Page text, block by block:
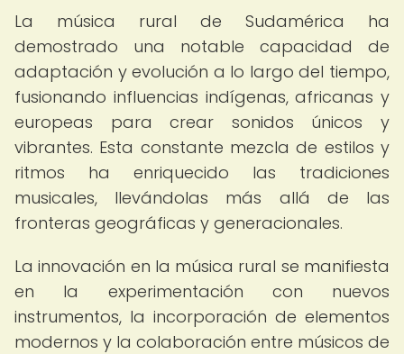
La música rural de Sudamérica ha
demostrado una notable capacidad de
adaptación y evolución a lo largo del tiempo,
fusionando influencias indígenas, africanas y
europeas para crear sonidos únicos y
vibrantes. Esta constante mezcla de estilos y
ritmos ha enriquecido las tradiciones
musicales, llevándolas más allá de las
fronteras geográficas y generacionales.
La innovación en la música rural se manifiesta
en la experimentación con nuevos
instrumentos, la incorporación de elementos
modernos y la colaboración entre músicos de